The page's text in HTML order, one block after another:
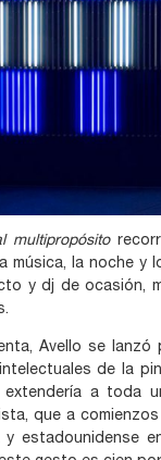
multipropósito
la noche y
y dj de ocasión,
Avello se
de la
a toda
que a
estadounidense